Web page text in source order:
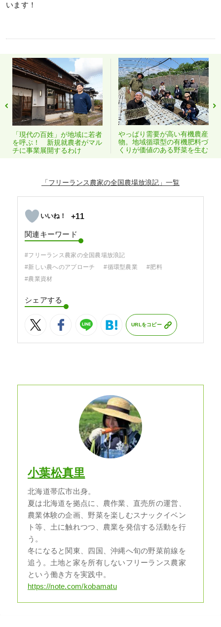
います！
「現代の百姓」が地域に若者
を呼ぶ！ 新規就農者がマル
チに事業展開するわけ
やっぱり需要が高い有機農産
物。地域循環型の有機肥料づ
くりが価値のある野菜を生む
「フリーランス農家の全国農場放浪記」
+11
関連キーワード
#フリーランス農家の全国農場放浪記
#新しい農へのアプローチ
#循環型農業
#肥料
#農業資材
シェアする
URLをコピー
小葉松真里
北海道帯広市出身。
夏は北海道を拠点に、農作業、直売所の運営、
農業体験の企画、野菜を楽しむスナックイベン
ト等、土に触れつつ、農業を発信する活動を行
う。
冬になると関東、四国、沖縄へ旬の野菜前線を
追う。土地と家を所有しないフリーランス農家
という働き方を実践中。
https://note.com/kobamatu